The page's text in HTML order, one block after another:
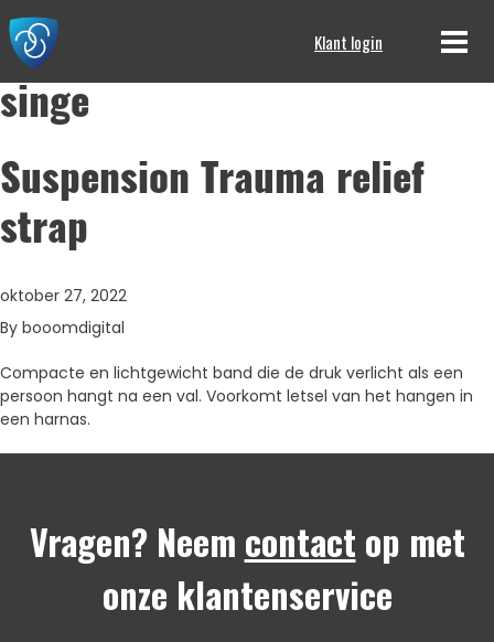
Klant login
singe
Suspension Trauma relief
strap
oktober 27, 2022
By booomdigital
Compacte en lichtgewicht band die de druk verlicht als een
persoon hangt na een val. Voorkomt letsel van het hangen in
een harnas.
Vragen? Neem contact op met
onze klantenservice